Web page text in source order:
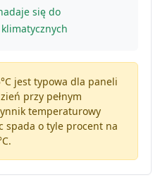
się do
jest typowa dla paneli
przy pełnym
temperaturowy
spada o tyle procent na